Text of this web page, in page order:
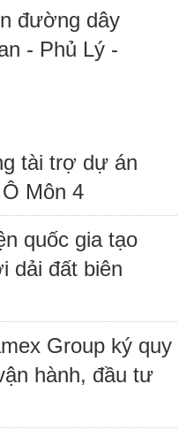
đường dây
- Phủ Lý -
tài trợ dự án
Môn 4
quốc gia tạo
dải đất biên
Group ký quy
hành, đầu tư